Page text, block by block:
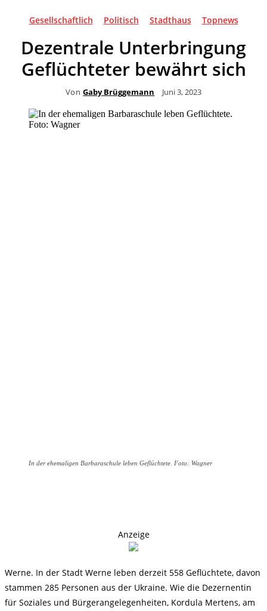
Gesellschaftlich Politisch Stadthaus Topnews
Dezentrale Unterbringung
Geflüchteter bewährt sich
Von Gaby Brüggemann Juni 3, 2023
In der ehemaligen Barbaraschule leben Geflüchtete. Foto: Wagner
Anzeige
Werne. In der Stadt Werne leben derzeit 558 Geflüchtete, davon
stammen 285 Personen aus der Ukraine. Wie die Dezernentin
für Soziales und Bürgerangelegenheiten, Kordula Mertens, am